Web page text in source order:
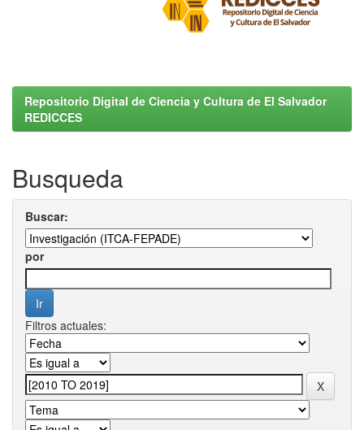
Repositorio Digital de Ciencia y Cultura de El Salvador
REDICCES
Busqueda
Buscar:
por
Filtros actuales: